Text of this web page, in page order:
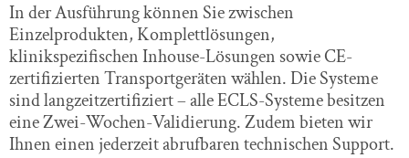
In der Ausführung können Sie zwischen
Einzelprodukten, Komplettlösungen,
klinikspezifischen Inhouse-Lösungen sowie CE-
zertifizierten Transportgeräten wählen. Die Systeme
sind langzeitzertifiziert – alle ECLS-Systeme besitzen
eine Zwei-Wochen-Validierung. Zudem bieten wir
Ihnen einen jederzeit abrufbaren technischen Support.